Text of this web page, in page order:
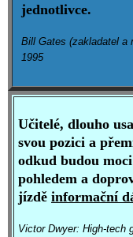
jednotlivce.
Bill Gates (zakladatel a
1995
Učitelé, dlouho
svou pozici a
odkud budou
pohledem a
jízdě informační
Victor Dwyer: High-tech